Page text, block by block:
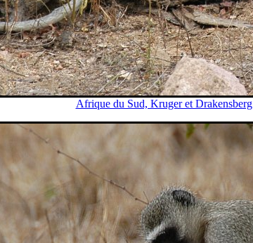
Afrique du Sud, Kruger et Drakensberg